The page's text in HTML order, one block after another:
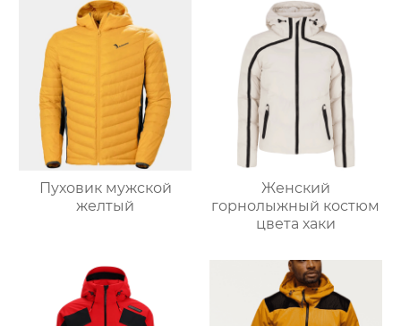
Пуховик мужской
желтый
Женский
горнолыжный костюм
цвета хаки